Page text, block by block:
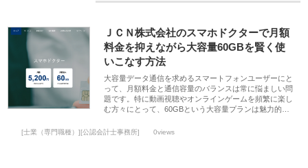
ＪＣＮ株式会社のスマホドクターで月額
料金を抑えながら大容量60GBを賢く使
いこなす方法
大容量データ通信を求めるスマートフォンユーザーにと
って、月額料金と通信容量のバランスは常に悩ましい問
題です。特に動画視聴やオンラインゲームを頻繁に楽し
む方々にとって、60GBという大容量プランは魅力的…
[士業（専門職種）][公認会計士事務所] 0views